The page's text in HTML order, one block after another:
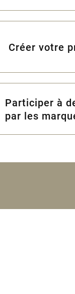
Créer votre
Participer à
par les